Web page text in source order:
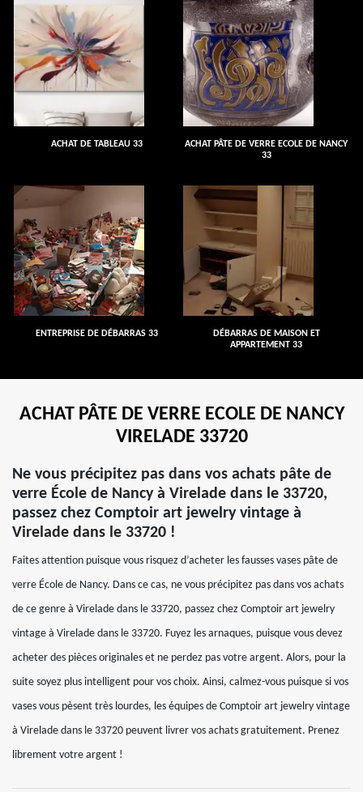
ACHAT DE TABLEAU 33
ACHAT PÂTE DE VERRE ECOLE DE NANCY
33
ENTREPRISE DE DÉBARRAS 33
DÉBARRAS DE MAISON ET
APPARTEMENT 33
ACHAT PÂTE DE VERRE ECOLE DE NANCY
VIRELADE 33720
Ne vous précipitez pas dans vos achats pâte de
verre École de Nancy à Virelade dans le 33720,
passez chez Comptoir art jewelry vintage à
Virelade dans le 33720 !
Faites attention puisque vous risquez d’acheter les fausses vases pâte de
verre École de Nancy. Dans ce cas, ne vous précipitez pas dans vos achats
de ce genre à Virelade dans le 33720, passez chez Comptoir art jewelry
vintage à Virelade dans le 33720. Fuyez les arnaques, puisque vous devez
acheter des pièces originales et ne perdez pas votre argent. Alors, pour la
suite soyez plus intelligent pour vos choix. Ainsi, calmez-vous puisque si vos
vases vous pèsent très lourdes, les équipes de Comptoir art jewelry vintage
à Virelade dans le 33720 peuvent livrer vos achats gratuitement. Prenez
librement votre argent !